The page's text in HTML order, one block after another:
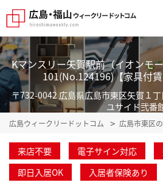
Kマンスリー矢賀駅前（イオンモ
101(No.124196)【家具付
〒732-0042 広島県広島市東区矢賀１
ユサイド弐番
広島ウィークリードットコム 広島市東区
来店不要 電子サイン対応
即日入居OK
入居者保険あり